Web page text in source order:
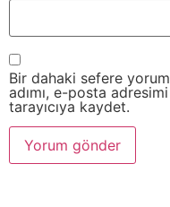
Bir dahaki sefere
adımı, e-posta
tarayıcıya kaydet.